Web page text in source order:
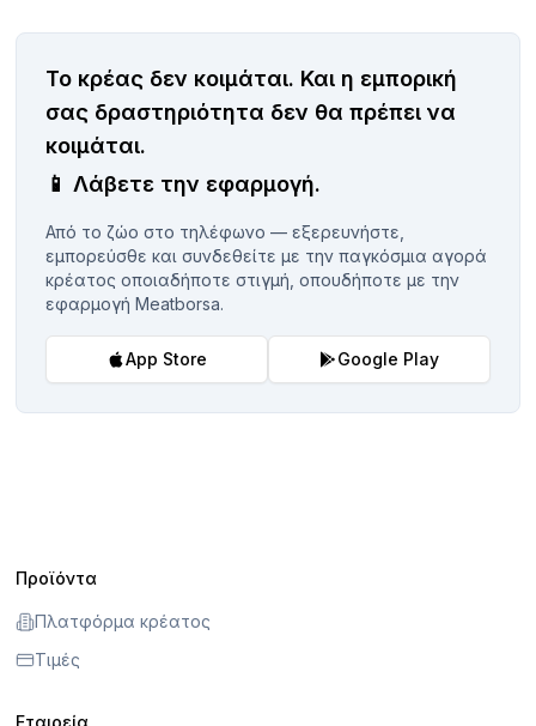
Το κρέας δεν κοιμάται. Και η εμπορική
σας δραστηριότητα δεν θα πρέπει να
κοιμάται.
📱 Λάβετε την εφαρμογή.
Από το ζώο στο τηλέφωνο — εξερευνήστε,
εμπορεύσθε και συνδεθείτε με την παγκόσμια αγορά
κρέατος οποιαδήποτε στιγμή, οπουδήποτε με την
εφαρμογή Meatborsa.
App Store Google Play
Προϊόντα
Πλατφόρμα κρέατος
Τιμές
Εταιρεία